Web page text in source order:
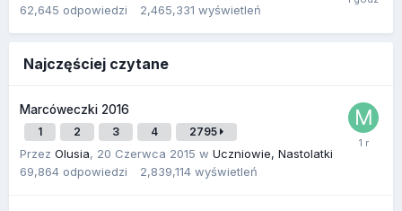
62,645 odpowiedzi 2,465,331 wyświetleń
Najczęściej czytane
Marcóweczki 2016
1 2 3 4 2795
Przez Olusia, 20 Czerwca 2015 w Uczniowie, Nastolatki
69,864 odpowiedzi 2,839,114 wyświetleń